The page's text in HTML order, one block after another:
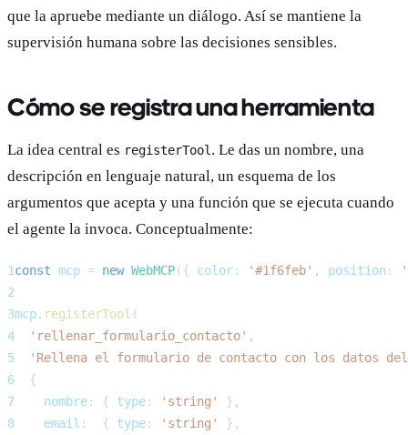
que la apruebe mediante un diálogo. Así se mantiene la
supervisión humana sobre las decisiones sensibles.
Cómo se registra una herramienta
La idea central es registerTool. Le das un nombre, una
descripción en lenguaje natural, un esquema de los
argumentos que acepta y una función que se ejecuta cuando
el agente la invoca. Conceptualmente:
1const mcp = new WebMCP( { color: '#1f6feb' , position :
2
3mcp. registerTool (
4
'rellenar_formulario_contacto' ,
5
'Rellena el formulario de contacto con los datos
6
{
7
nombre: { type: 'string' } ,
8
email : { type: 'string' } ,